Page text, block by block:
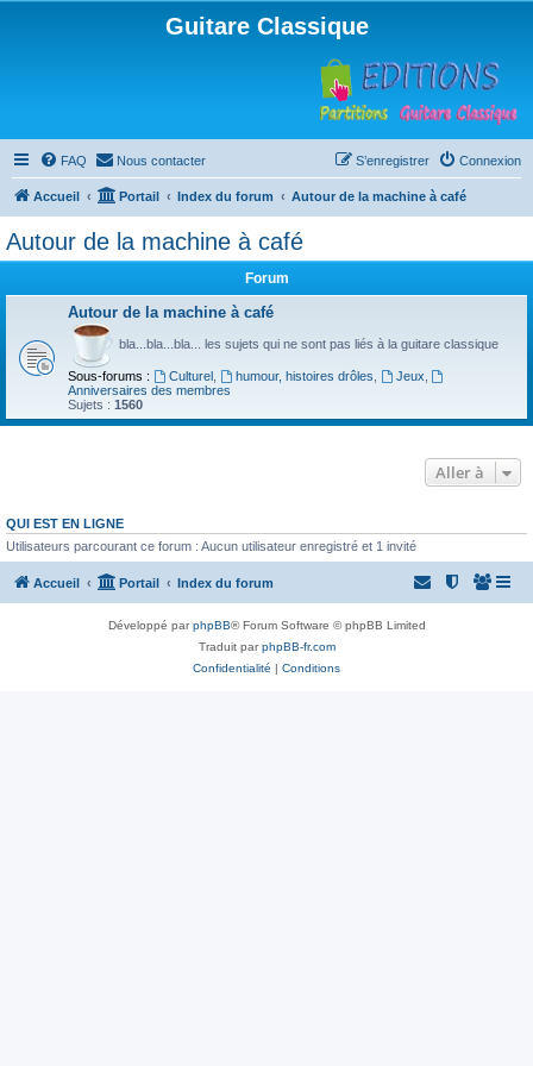
Guitare Classique
FAQ Nous contacter Connexion
S’enregistrer
Accueil Portail Index du forum Autour de la machine à café
Autour de la machine à café
Forum
Autour de la machine à café
bla...bla...bla... les sujets qui ne sont pas liés à la guitare classique
Sous-forums : Culturel, humour, histoires drôles Jeux
Anniversaires des membres
Sujets : 1560
Aller à
QUI EST EN LIGNE
Utilisateurs parcourant ce forum : Aucun utilisateur enregistré et 1 invité
Accueil Portail Index du forum
Développé parphpBB® Forum Software © phpBB Limited
Traduit parphpBB-fr.com
Confidentialité | Conditions